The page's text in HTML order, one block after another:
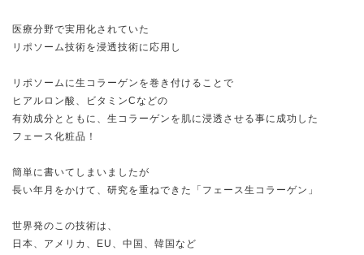
医療分野で実用化されていた
リポソーム技術を浸透技術に応用し
リポソームに生コラーゲンを巻き付けることで
ヒアルロン酸、ビタミンCなどの
有効成分とともに、生コラーゲンを肌に浸透させる事に成功した
フェース化粧品！
簡単に書いてしまいましたが
長い年月をかけて、研究を重ねできた「フェース生コラーゲン」
世界発のこの技術は、
日本、アメリカ、EU、中国、韓国など